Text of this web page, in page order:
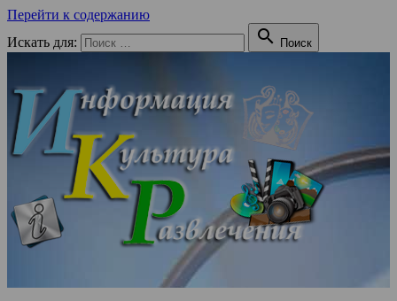
Перейти к содержанию
Искать для:
 Поиск